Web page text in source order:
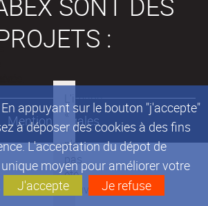
appuyant sur le bouton "j'accepte"
à déposer des cookies à des fins
L'acceptation du dépot de
moyen pour améliorer votre
J'accepte Je refuse
:
Mentions légales